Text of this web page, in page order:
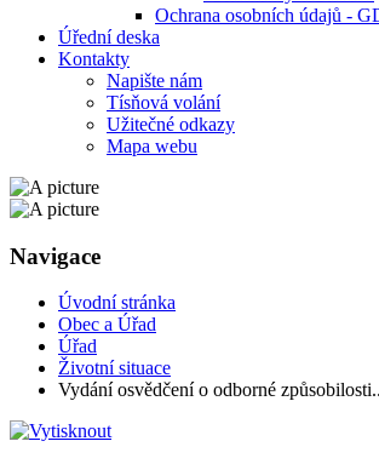
Ochrana osobních údajů -
Úřední deska
Kontakty
Napište nám
Tísňová volání
Užitečné odkazy
Mapa webu
Navigace
Úvodní stránka
Obec a Úřad
Úřad
Životní situace
Vydání osvědčení o odborné